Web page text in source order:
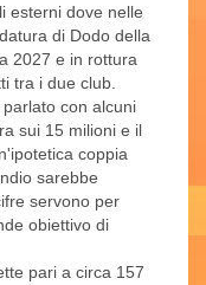
esterni dove nelle
di Dodo della
2027 e in rottura
tra i due club.
con alcuni
sui 15 milioni e il
coppia
sarebbe
servono per
obiettivo di
pari a circa 157